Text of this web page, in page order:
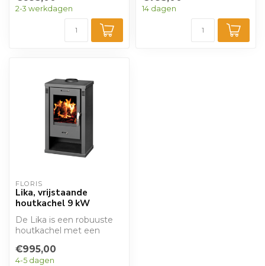
2-3 werkdagen 14 dagen
FLORIS
Lika, vrijstaande
houtkachel 9 kW
De Lika is een robuuste
houtkachel met een
groot verw...
€995,00
4-5 dagen